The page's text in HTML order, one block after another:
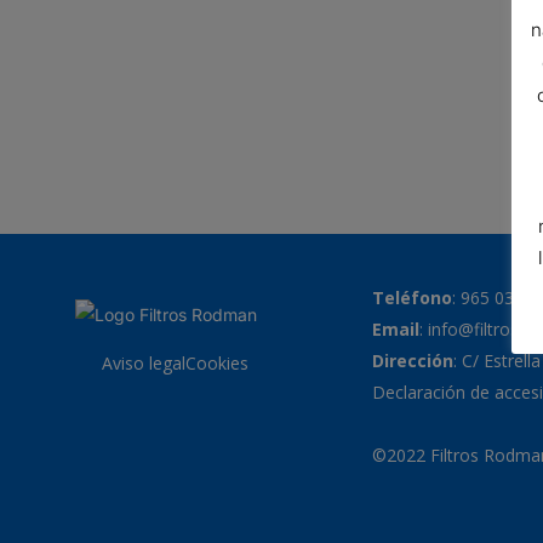
Aviso legalCookies
Teléfono: 965 038
Email:
Dirección: C/
Declaración de
©2022 Filtros